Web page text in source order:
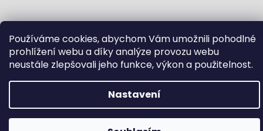
Používáme cookies, abychom Vám umožnili pohodlné
prohlížení webu a díky analýze provozu webu
neustále zlepšovali jeho funkce, výkon a použitelnost.
Nastavení
Vytvořil Shoptet(Graphic revision byBōjka Studio,
code byVeronika.works)
Upravit nastavení cookies